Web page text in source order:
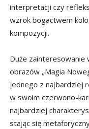
interpretacji czy
wzrok bogactwem
kompozycji.
Duże zainteresowanie
obrazów „Magia
jednego z najbardziej
w swoim czerwono-
najbardziej
stając się